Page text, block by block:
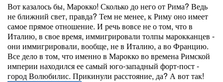
Вот казалось бы, Марокко! Сколько до него от Рима? Ведь
не ближний свет, правда? Тем не менее, к Риму оно имеет
самое прямое отношение. И речь вовсе не о том, что в
Италию, в свое время, иммигрировали толпы марокканцев -
они иммигрировали, вообще, не в Италию, а во Францию.
Все дело в том, что именно в Марокко во времена Римской
империи находился ее самый юго-западный форт-пост -
город Волюбилис. Прикинули расстояние, да? А вот так!